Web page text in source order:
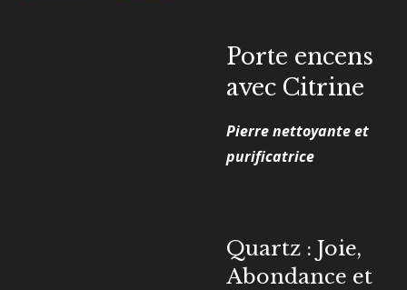
Porte encens
avec Citrine
Pierre nettoyante et
purificatrice
Quartz : Joie,
Abondance et